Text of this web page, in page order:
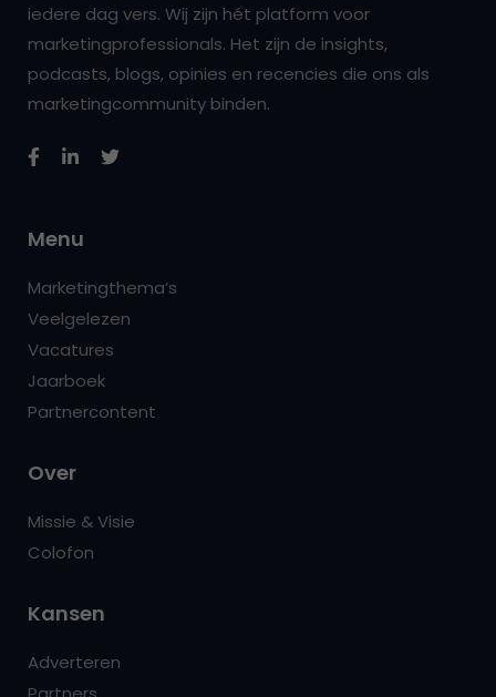
iedere dag vers. Wij zijn hét platform voor
marketingprofessionals. Het zijn de insights,
podcasts, blogs, opinies en recencies die ons als
marketingcommunity binden.
Menu
Marketingthema’s
Veelgelezen
Vacatures
Jaarboek
Partnercontent
Over
Missie & Visie
Colofon
Kansen
Adverteren